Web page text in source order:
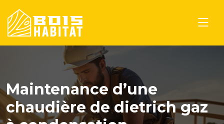
Maintenance d’une
chaudière de dietrich gaz